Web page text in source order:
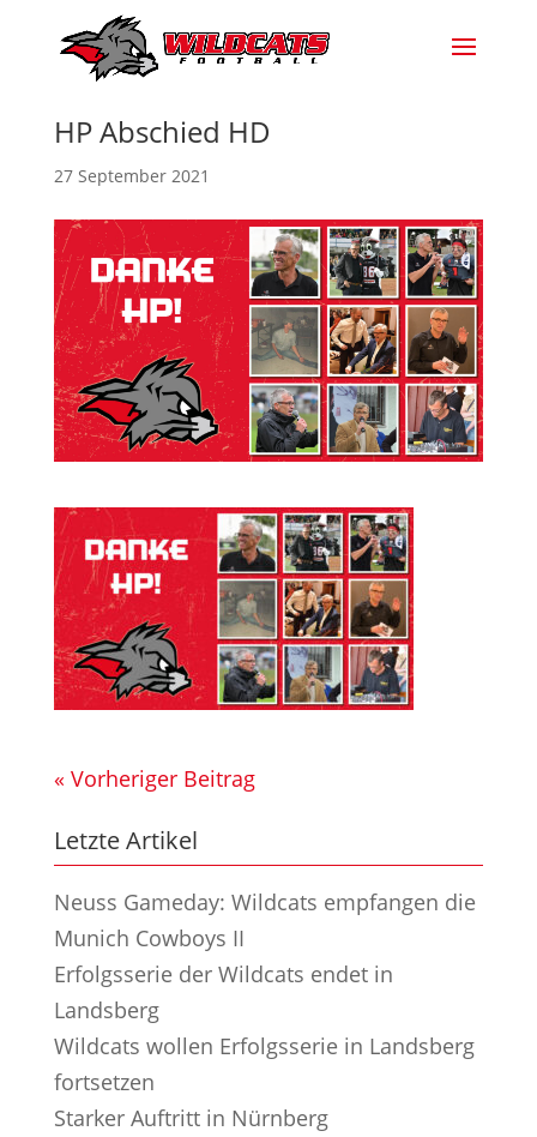
HP Abschied HD
27 September 2021
« Vorheriger Beitrag
Letzte Artikel
Neuss Gameday: Wildcats empfangen die
Munich Cowboys II
Erfolgsserie der Wildcats endet in
Landsberg
Wildcats wollen Erfolgsserie in Landsberg
fortsetzen
Starker Auftritt in Nürnberg